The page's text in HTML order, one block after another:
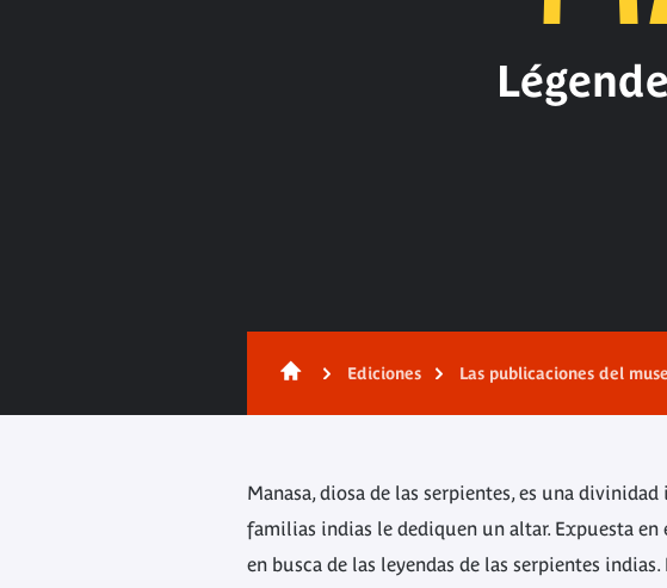
Ediciones Las publicaciones del
Manasa, diosa de las serpientes, es una
familias indias le dediquen un altar. Expuesta
en busca de las leyendas de las serpientes